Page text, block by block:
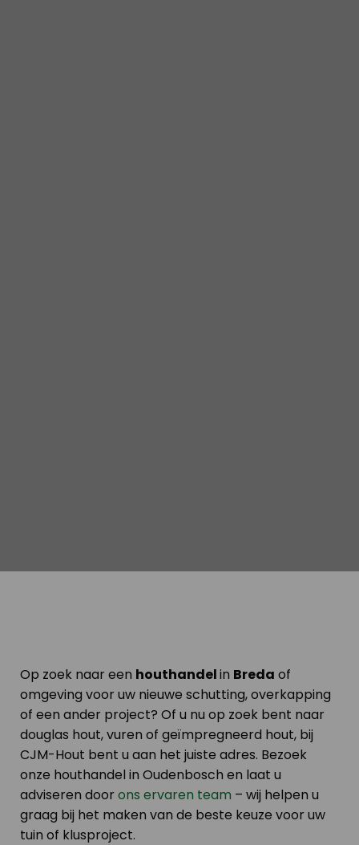
Op zoek naar een houthandelin Breda of
omgeving voor uw nieuwe schutting, overkapping
of een ander project? Of u nu op zoek bent naar
douglas hout, vuren of geïmpregneerd hout, bij
CJM-Hout bent u aan het juiste adres. Bezoek
onze houthandel in Oudenbosch en laat u
adviseren doorons ervaren team – wij helpen u
graag bij het maken van de beste keuze voor uw
tuin of klusproject.